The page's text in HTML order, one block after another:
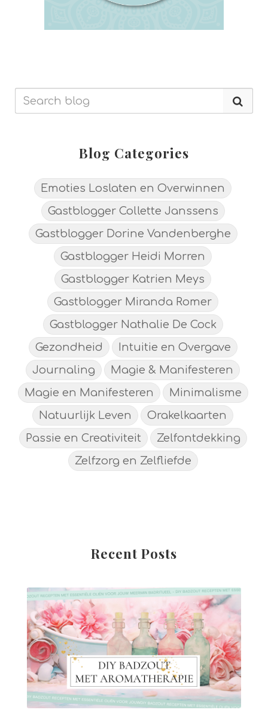
Blog Categories
Emoties Loslaten en Overwinnen
Gastblogger Collette Janssens
Gastblogger Dorine Vandenberghe
Gastblogger Heidi Morren
Gastblogger Katrien Meys
Gastblogger Miranda Romer
Gastblogger Nathalie De Cock
Gezondheid
Intuitie en Overgave
Journaling
Magie & Manifesteren
Magie en Manifesteren
Minimalisme
Natuurlijk Leven
Orakelkaarten
Passie en Creativiteit
Zelfontdekking
Zelfzorg en Zelfliefde
Recent Posts